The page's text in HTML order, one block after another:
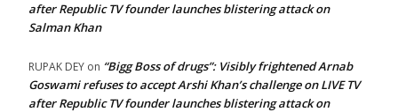
after Republic TV founder launches blistering attack on
Salman Khan
RUPAK DEY on “Bigg Boss of drugs”: Visibly frightened Arnab
Goswami refuses to accept Arshi Khan’s challenge on LIVE TV
after Republic TV founder launches blistering attack on